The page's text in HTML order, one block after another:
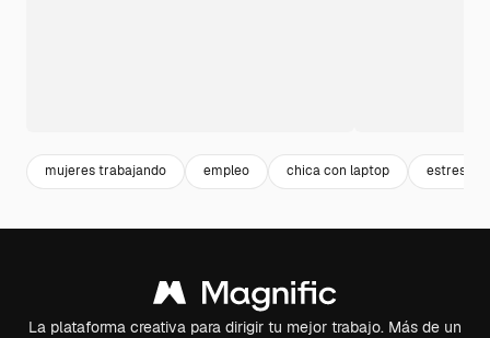
mujeres trabajando empleo chica con laptop estres
La plataforma creativa para dirigir tu mejor trabajo. Más de un